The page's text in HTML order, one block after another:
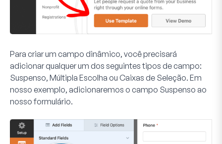
Para criar um campo dinâmico, você precisará
adicionar qualquer um dos seguintes tipos de campo:
Suspenso, Múltipla Escolha ou Caixas de Seleção. Em
nosso exemplo, adicionaremos o campo Suspenso ao
nosso formulário.